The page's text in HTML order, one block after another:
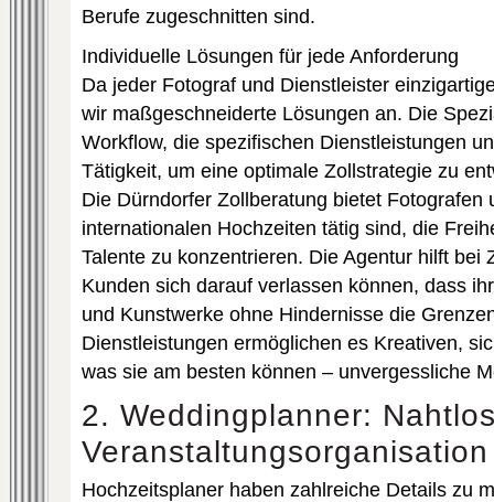
Berufe zugeschnitten sind.
Individuelle Lösungen für jede Anforderung
Da jeder Fotograf und Dienstleister
wir maßgeschneiderte Lösungen an. Die
Workflow, die spezifischen Dienstleistungen
Tätigkeit, um eine optimale Zollstrategie zu
Die Dürndorfer Zollberatung bietet Fotografen
internationalen Hochzeiten tätig sind, die
Talente zu konzentrieren. Die Agentur hilft bei
Kunden sich darauf verlassen können, dass
und Kunstwerke ohne Hindernisse die
Dienstleistungen ermöglichen es Kreativen,
was sie am besten können – unvergessliche
2. Weddingplanner:
Veranstaltungsorganisation
Hochzeitsplaner haben zahlreiche Details zu